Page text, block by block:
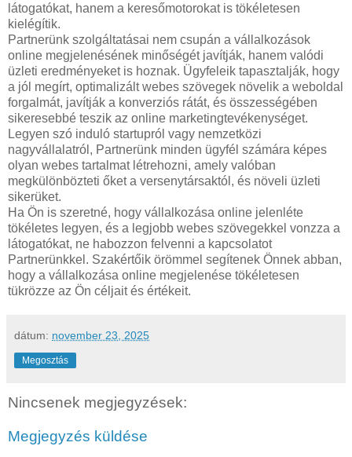
látogatókat, hanem a keresőmotorokat is tökéletesen
kielégítik.
Partnerünk szolgáltatásai nem csupán a vállalkozások
online megjelenésének minőségét javítják, hanem valódi
üzleti eredményeket is hoznak. Ügyfeleik tapasztalják, hogy
a jól megírt, optimalizált webes szövegek növelik a weboldal
forgalmát, javítják a konverziós rátát, és összességében
sikeresebbé teszik az online marketingtevékenységet.
Legyen szó induló startupról vagy nemzetközi
nagyvállalatról, Partnerünk minden ügyfél számára képes
olyan webes tartalmat létrehozni, amely valóban
megkülönbözteti őket a versenytársaktól, és növeli üzleti
sikerüket.
Ha Ön is szeretné, hogy vállalkozása online jelenléte
tökéletes legyen, és a legjobb webes szövegekkel vonzza a
látogatókat, ne habozzon felvenni a kapcsolatot
Partnerünkkel. Szakértőik örömmel segítenek Önnek abban,
hogy a vállalkozása online megjelenése tökéletesen
tükrözze az Ön céljait és értékeit.
dátum: november 23, 2025
Megosztás
Nincsenek megjegyzések:
Megjegyzés küldése